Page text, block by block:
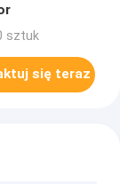
sztuk
się teraz